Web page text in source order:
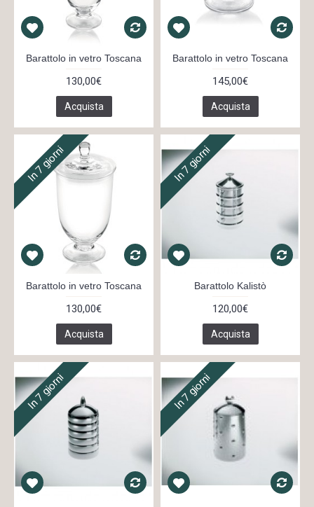
Barattolo in vetro Toscana
130,00€
Acquista
Barattolo in vetro Toscana
145,00€
Acquista
In 7 giorni
Barattolo in vetro Toscana
130,00€
Acquista
In 7 giorni
Barattolo Kalistò
120,00€
Acquista
In 7 giorni In 7 giorni